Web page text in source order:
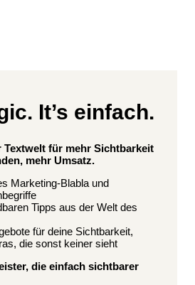
It’s einfach.
Textwelt für mehr Sichtbarkeit
mehr Umsatz.
Marketing-Blabla und
Tipps aus der Welt des
für deine Sichtbarkeit,
die sonst keiner sieht
die einfach sichtbarer